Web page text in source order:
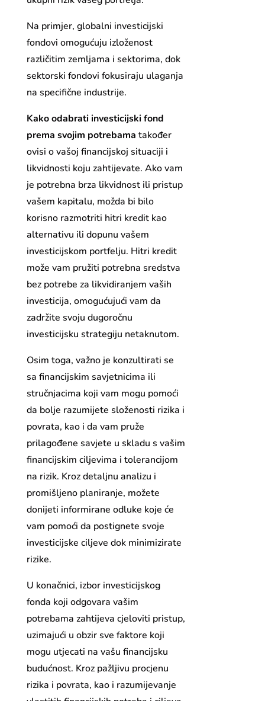
Na primjer, globalni investicijski
fondovi omogućuju izloženost
različitim zemljama i sektorima, dok
sektorski fondovi fokusiraju ulaganja
na specifične industrije.
Kako odabrati investicijski fond
prema svojim potrebama također
ovisi o vašoj financijskoj situaciji i
likvidnosti koju zahtijevate. Ako vam
je potrebna brza likvidnost ili pristup
vašem kapitalu, možda bi bilo
korisno razmotriti hitri kredit kao
alternativu ili dopunu vašem
investicijskom portfelju. Hitri kredit
može vam pružiti potrebna sredstva
bez potrebe za likvidiranjem vaših
investicija, omogućujući vam da
zadržite svoju dugoročnu
investicijsku strategiju netaknutom.
Osim toga, važno je konzultirati se
sa financijskim savjetnicima ili
stručnjacima koji vam mogu pomoći
da bolje razumijete složenosti rizika i
povrata, kao i da vam pruže
prilagođene savjete u skladu s vašim
financijskim ciljevima i tolerancijom
na rizik. Kroz detaljnu analizu i
promišljeno planiranje, možete
donijeti informirane odluke koje će
vam pomoći da postignete svoje
investicijske ciljeve dok minimizirate
rizike.
U konačnici, izbor investicijskog
fonda koji odgovara vašim
potrebama zahtijeva cjeloviti pristup,
uzimajući u obzir sve faktore koji
mogu utjecati na vašu financijsku
budućnost. Kroz pažljivu procjenu
rizika i povrata, kao i razumijevanje